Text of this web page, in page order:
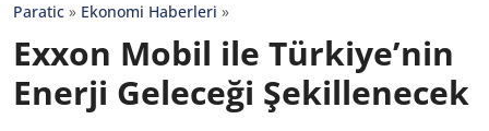
Paratic » Ekonomi Haberleri »
Exxon Mobil ile Türkiye’nin
Enerji Geleceği Şekillenecek